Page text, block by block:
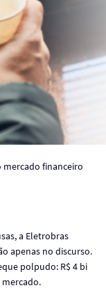
financeiro
a Eletrobras
apenas no discurso.
polpudo: R$ 4 bi